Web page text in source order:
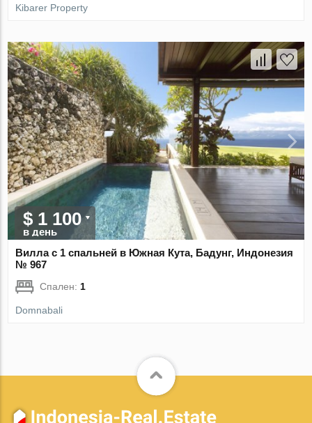
Kibarer Property
$ 1 100
в день
Вилла с 1 спальней в Южная Кута, Бадунг, Индонезия
№ 967
Спален: 1
Domnabali